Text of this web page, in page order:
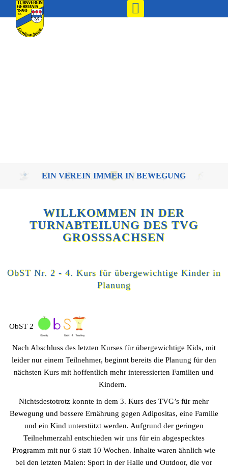
EIN VEREIN IMMER IN BEWEGUNG
WILLKOMMEN IN DER
TURNABTEILUNG DES TVG
GROSSSACHSEN
ObST Nr. 2 - 4. Kurs für übergewichtige Kinder in
Planung
ObST 2
Nach Abschluss des letzten Kurses für übergewichtige Kids, mit
leider nur einem Teilnehmer, beginnt bereits die Planung für den
nächsten Kurs mit hoffentlich mehr interessierten Familien und
Kindern.
Nichtsdestotrotz konnte in dem 3. Kurs des TVG’s für mehr
Bewegung und bessere Ernährung gegen Adipositas, eine Familie
und ein Kind unterstützt werden. Aufgrund der geringen
Teilnehmerzahl entschieden wir uns für ein abgespecktes
Programm mit nur 6 statt 10 Wochen. Inhalte waren ähnlich wie
bei den letzten Malen: Sport in der Halle und Outdoor, die vor